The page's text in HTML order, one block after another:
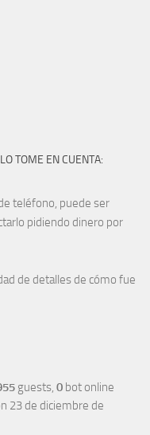
TOME EN CUENTA:
teléfono, puede ser
pidiendo dinero por
de detalles de cómo fue
guests, 0 bot online
23 de diciembre de